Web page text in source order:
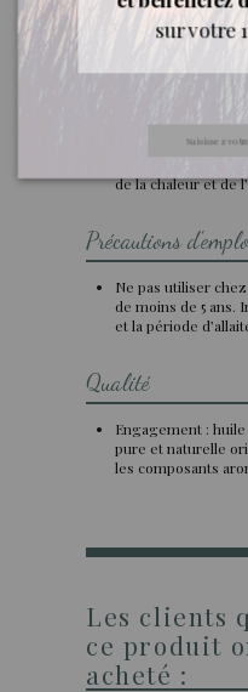
Conseils
Usages : cutané
dans une huile
(demander un avis
Conservation : à
de la chaleur et de
Précautions
Ne pas utiliser
de moins de 5 ans.
et la période
Qualité
Engagement :
pure et naturelle
les composants
Les clients
ce produit
acheté :
sur votre